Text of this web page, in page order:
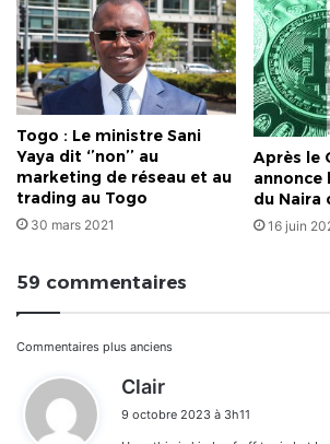
Togo : Le ministre Sani
Yaya dit ‘’non’’ au
marketing de réseau et au
trading au Togo
30 mars 2021
Après le
annonce
du Naira
16 juin
59 commentaires
Navigation
dans
les
Commentaires plus anciens
Clair
t
9 octobre 2023 à 3h11